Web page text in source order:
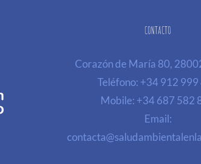
CONTACTO
Corazón de María 80,
Teléfono: +34 912 999
Mobile: +34 687 582
Email: